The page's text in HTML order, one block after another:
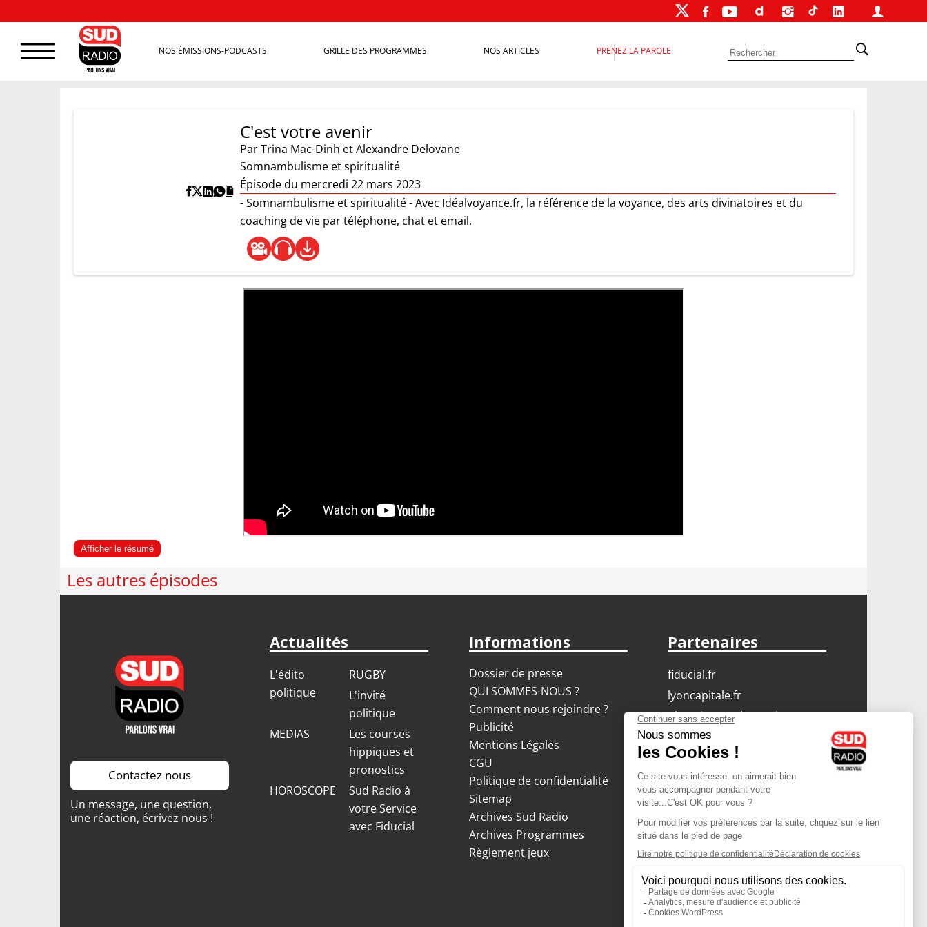
NOS ÉMISSIONS-PODCASTS GRILLE DES PROGRAMMES NOS ARTICLES PRENEZ LA PAROLE
C'est votre avenir
ParTrina Mac-Dinh et Alexandre Delovane
Somnambulisme et spiritualité
Épisode du mercredi 22 mars 2023
- Somnambulisme et spiritualité - Avec Idéalvoyance.fr, la référence de la voyance, des arts divinatoires et du
coaching de vie par téléphone, chat et email.
Afficher le résumé
Les autres épisodes
Contactez nous
Un message, une question,
une réaction, écrivez nous !
Actualités
L'édito
politique
RUGBY
L'invité
politique
MEDIAS
Les courses
hippiques et
pronostics
HOROSCOPE
Sud Radio à
votre Service
avec Fiducial
Informations
Dossier de presse
QUI SOMMES-NOUS ?
Comment nous rejoindre ?
Publicité
Mentions Légales
CGU
Politique de confidentialité
Sitemap
Archives Sud Radio
Archives Programmes
Règlement jeux
Partenaires
fiducial.fr
lyoncapitale.fr
olympique-et-lyonnais.com
L'application Iphone
/ Android
Téléchargez l'application
Les cookies
Gestion des cookies